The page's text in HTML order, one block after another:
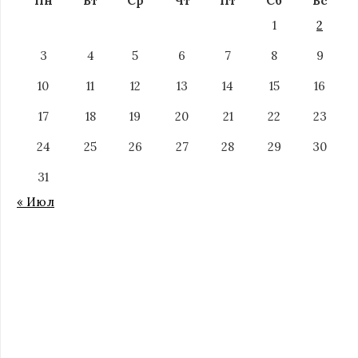
1
2
3
4 5 6 7 8
9
10
11 12 13 14 15
16
17
18 19 20 21 22
23
24
25 26 27 28 29
30
31
« Июл